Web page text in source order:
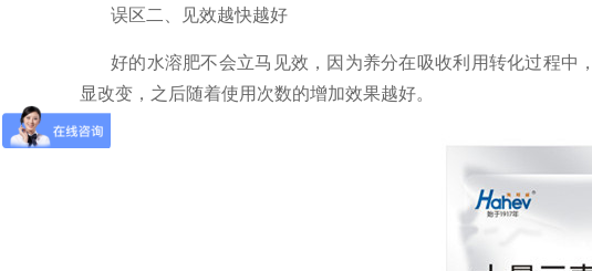
误区二、见效越快越好
好的水溶肥不会立马见效，因为养分在吸收利用转化过程中
显改变，之后随着使用次数的增加效果越好。